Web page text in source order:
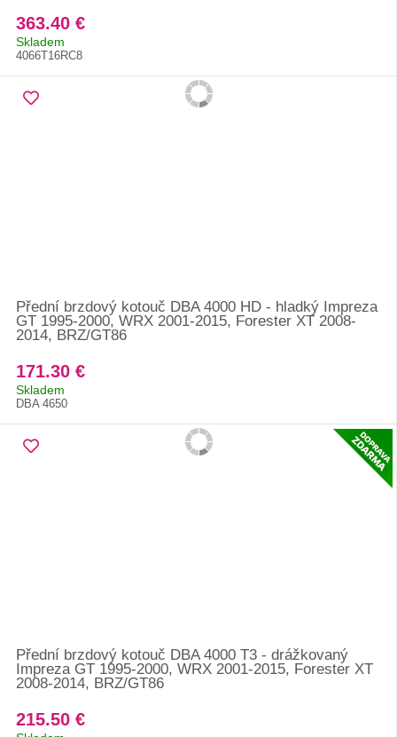
363.40 €
Skladem
4066T16RC8
Přední brzdový kotouč DBA 4000 HD - hladký Impreza
GT 1995-2000, WRX 2001-2015, Forester XT 2008-
2014, BRZ/GT86
171.30 €
Skladem
DBA 4650
Přední brzdový kotouč DBA 4000 T3 - drážkovaný
Impreza GT 1995-2000, WRX 2001-2015, Forester XT
2008-2014, BRZ/GT86
215.50 €